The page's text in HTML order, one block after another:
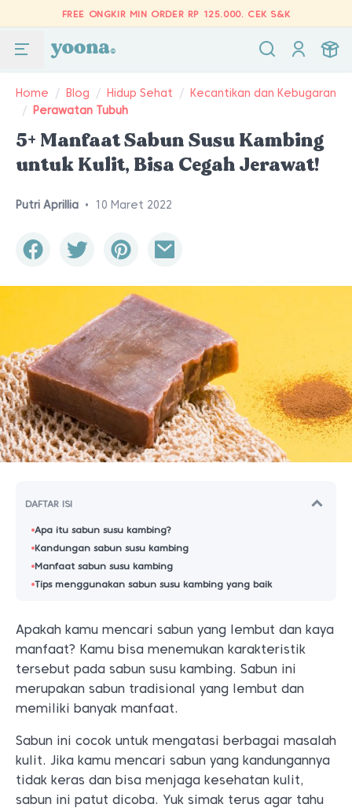
FREE ONGKIR MIN ORDER RP 125.000. CEK S&K
Home / Blog / Hidup Sehat /
Kecantikan dan Kebugaran
/
Perawatan Tubuh
5+ Manfaat Sabun Susu Kambing
untuk Kulit, Bisa Cegah Jerawat!
Putri Aprillia • 10 Maret 2022
DAFTAR ISI
Apa itu sabun susu kambing?
Kandungan sabun susu kambing
Manfaat sabun susu kambing
Tips menggunakan sabun susu kambing yang baik
Apakah kamu mencari sabun yang lembut dan kaya
manfaat? Kamu bisa menemukan karakteristik
tersebut pada sabun susu kambing. Sabun ini
merupakan sabun tradisional yang lembut dan
memiliki banyak manfaat.
Sabun ini cocok untuk mengatasi berbagai masalah
kulit. Jika kamu mencari sabun yang kandungannya
tidak keras dan bisa menjaga kesehatan kulit,
sabun ini patut dicoba. Yuk simak terus agar tahu